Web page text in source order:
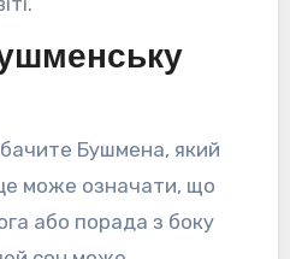
Бушмена, який
може означати, що
або порада з боку